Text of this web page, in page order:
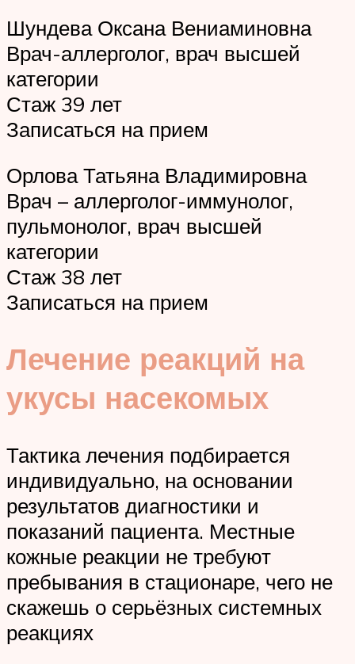
Шундева Оксана Вениаминовна
Врач-аллерголог, врач высшей
категории
Стаж 39 лет
Записаться на прием
Орлова Татьяна Владимировна
Врач – аллерголог-иммунолог,
пульмонолог, врач высшей
категории
Стаж 38 лет
Записаться на прием
Лечение реакций на
укусы насекомых
Тактика лечения подбирается
индивидуально, на основании
результатов диагностики и
показаний пациента. Местные
кожные реакции не требуют
пребывания в стационаре, чего не
скажешь о серьёзных системных
реакциях